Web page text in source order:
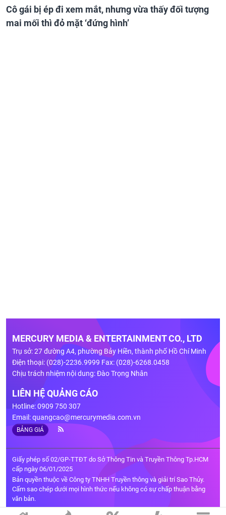
Cô gái bị ép đi xem mắt, nhưng vừa thấy đối tượng
mai mối thì đỏ mặt ‘đứng hình’
MERCURY MEDIA & ENTERTAINMENT CO., LTD
Trụ sở: 27 đường A4, phường Bảy Hiền, thành phố Hồ Chí Minh
Điện thoại: (028)-2236.9999 Fax: (028)-6268.0458
Chịu trách nhiệm nội dung: Đào Trọng Nhân
LIÊN HỆ QUẢNG CÁO
Hotline: 0909 750 307
Email:quangcao@mercurymedia.com.vn
BẢNG GIÁ
Giấy phép số 02/GP-TTĐT do Sở Thông Tin và Truyền Thông Tp.HCM
cấp ngày 06/01/2025
Bản quyền thuộc về Công ty TNHH Truyền thông và giải trí Sao Thủy.
Cấm sao chép dưới mọi hình thức nếu không có sự chấp thuận bằng
văn bản.